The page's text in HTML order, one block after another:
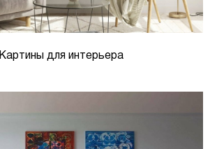
Картины для интерьера